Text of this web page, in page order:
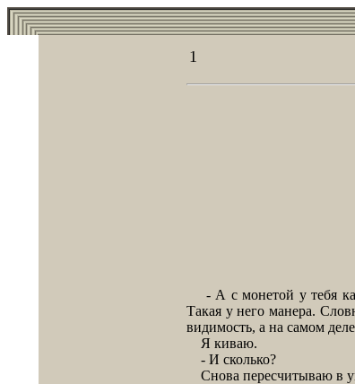
1
- А с монетой у тебя
Такая у него манера.
видимость, а на самом
Я киваю.
- И сколько?
Снова пересчитываю в